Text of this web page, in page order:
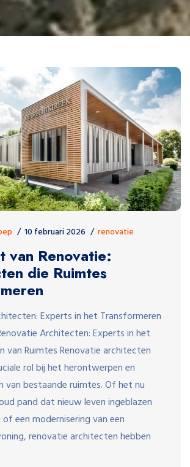
10 februari 2026 renovatie
van Renovatie:
die Ruimtes
Experts in het Transformeren
Architecten: Experts in het
van Ruimtes Renovatie architecten
rol bij het herontwerpen en
van bestaande ruimtes. Of het nu
pand dat nieuw leven ingeblazen
een modernisering van een
renovatie architecten hebben